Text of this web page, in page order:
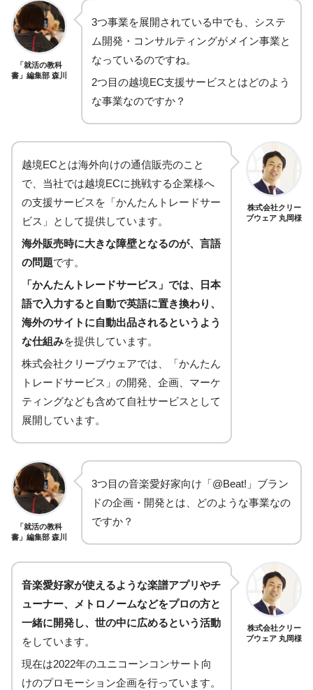
「就活の教科
書」編集部 森川
3つ事業を展開されている中でも、システ
ム開発・コンサルティングがメイン事業と
なっているのですね。
2つ目の越境EC支援サービスとはどのよう
な事業なのですか？
越境ECとは海外向けの通信販売のこと
で、当社では越境ECに挑戦する企業様へ
の支援サービスを「かんたんトレードサー
ビス」として提供しています。
海外販売時に大きな障壁となるのが、言語
の問題です。
「かんたんトレードサービス」では、日本
語で入力すると自動で英語に置き換わり、
海外のサイトに自動出品されるというよう
な仕組みを提供しています。
株式会社クリーブウェアでは、「かんたん
トレードサービス」の開発、企画、マーケ
ティングなども含めて自社サービスとして
展開しています。
株式会社クリー
ブウェア 丸岡様
「就活の教科
書」編集部 森川
3つ目の音楽愛好家向け「@Beat!」ブラン
ドの企画・開発とは、どのような事業なの
ですか？
音楽愛好家が使えるような楽譜アプリやチ
ューナー、メトロノームなどをプロの方と
一緒に開発し、世の中に広めるという活動
をしています。
現在は2022年のユニコーンコンサート向
けのプロモーション企画を行っています。
株式会社クリー
ブウェア 丸岡様